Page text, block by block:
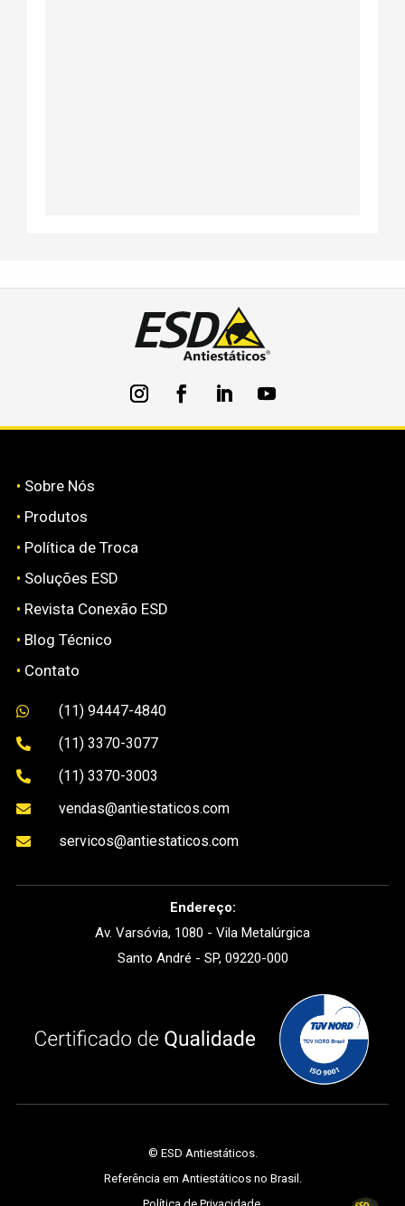
• Sobre Nós
• Produtos
• Política de Troca
• Soluções ESD
• Revista Conexão ESD
• Blog Técnico
• Contato
 (11) 94447-4840
 (11) 3370-3077
 (11) 3370-3003
 vendas@antiestaticos.com
 servicos@antiestaticos.com
Endereço:
Av. Varsóvia, 1080 - Vila Metalúrgica
Santo André - SP, 09220-000
© ESD Antiestáticos.
Referência em Antiestáticos no Brasil.